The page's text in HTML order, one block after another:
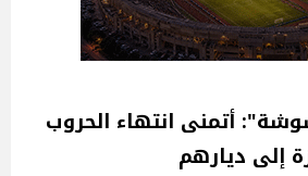
أتمنى انتهاء الحروب
إلى ديارهم